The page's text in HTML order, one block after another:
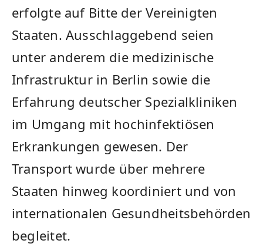
erfolgte auf Bitte der Vereinigten
Staaten. Ausschlaggebend seien
unter anderem die medizinische
Infrastruktur in Berlin sowie die
Erfahrung deutscher Spezialkliniken
im Umgang mit hochinfektiösen
Erkrankungen gewesen. Der
Transport wurde über mehrere
Staaten hinweg koordiniert und von
internationalen Gesundheitsbehörden
begleitet.